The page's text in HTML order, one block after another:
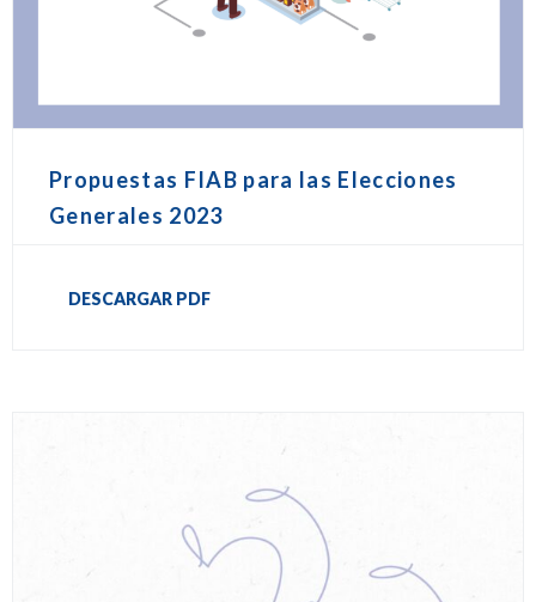
Propuestas FIAB para las Elecciones
Generales 2023
DESCARGAR PDF